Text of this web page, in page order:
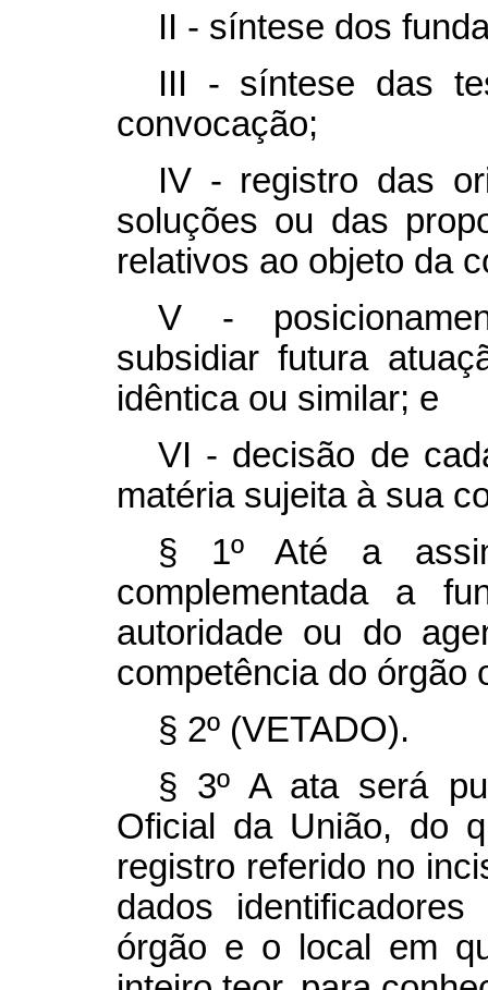
II - síntese dos
III - síntese das
convocação;
IV - registro das
soluções ou das
relativos ao objeto da
V -
subsidiar futura
idêntica ou similar; e
VI - decisão de
matéria sujeita à sua
§ 1º Até a
complementada a
autoridade ou do
competência do órgão
§ 2º (VETADO).
§ 3º A ata será
Oficial da União, do
registro referido no
dados
órgão e o local em